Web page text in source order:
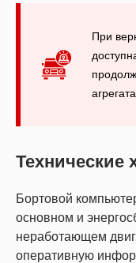
При
агрегата.
Технические
Бортовой
основном и
неработающем
оперативную